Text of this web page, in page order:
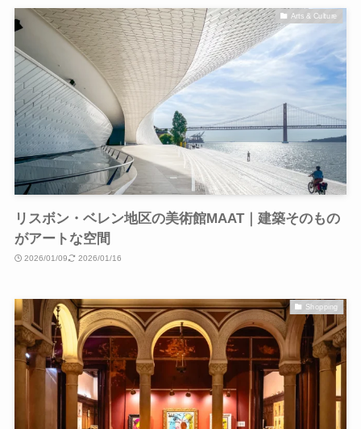
Arts & Culture
リスボン・ベレン地区の美術館MAAT｜建築そのもの
がアートな空間
2026/01/09 2026/01/16
Shopping